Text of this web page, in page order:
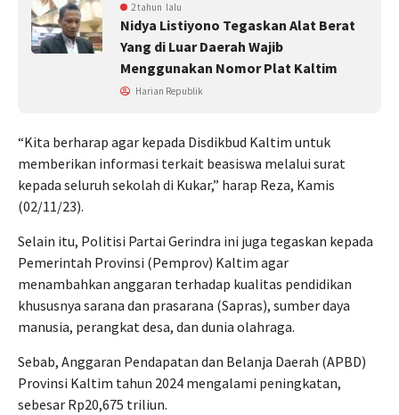
2 tahun lalu
Nidya Listiyono Tegaskan Alat Berat
Yang di Luar Daerah Wajib
Menggunakan Nomor Plat Kaltim
Harian Republik
“Kita berharap agar kepada Disdikbud Kaltim untuk
memberikan informasi terkait beasiswa melalui surat
kepada seluruh sekolah di Kukar,” harap Reza, Kamis
(02/11/23).
Selain itu, Politisi Partai Gerindra ini juga tegaskan kepada
Pemerintah Provinsi (Pemprov) Kaltim agar
menambahkan anggaran terhadap kualitas pendidikan
khususnya sarana dan prasarana (Sapras), sumber daya
manusia, perangkat desa, dan dunia olahraga.
Sebab, Anggaran Pendapatan dan Belanja Daerah (APBD)
Provinsi Kaltim tahun 2024 mengalami peningkatan,
sebesar Rp20,675 triliun.